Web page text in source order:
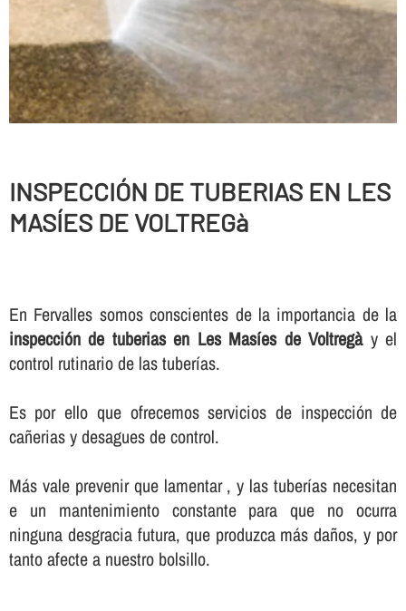
INSPECCIÓN DE TUBERIAS EN LES
MASÍES DE VOLTREGà
En Fervalles somos conscientes de la importancia de la
inspección de tuberias en Les Masíes de Voltregày el
control rutinario de las tuberí­as.
Es por ello que ofrecemos servicios de inspección de
cañerias y desagues de control.
Más vale prevenir que lamentar , y las tuberí­as necesitan
e un mantenimiento constante para que no ocurra
ninguna desgracia futura, que produzca más daños, y por
tanto afecte a nuestro bolsillo.